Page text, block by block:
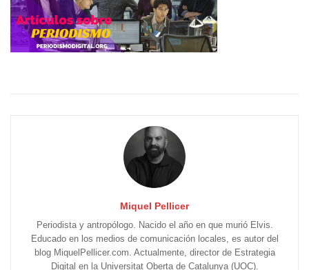
Miquel Pellicer
Periodista y antropólogo. Nacido el año en que murió Elvis.
Educado en los medios de comunicación locales, es autor del
blog MiquelPellicer.com. Actualmente, director de Estrategia
Digital en la Universitat Oberta de Catalunya (UOC).